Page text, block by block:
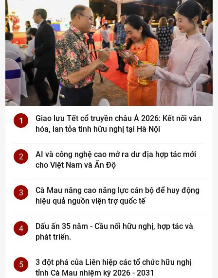
1
Giao lưu Tết cổ truyền châu Á 2026: Kết nối văn
hóa, lan tỏa tình hữu nghị tại Hà Nội
2
AI và công nghệ cao mở ra dư địa hợp tác mới
cho Việt Nam và Ấn Độ
3
Cà Mau nâng cao năng lực cán bộ để huy động
hiệu quả nguồn viện trợ quốc tế
4
Dấu ấn 35 năm - Cầu nối hữu nghị, hợp tác và
phát triển.
5
3 đột phá của Liên hiệp các tổ chức hữu nghị
tỉnh Cà Mau nhiệm kỳ 2026 - 2031